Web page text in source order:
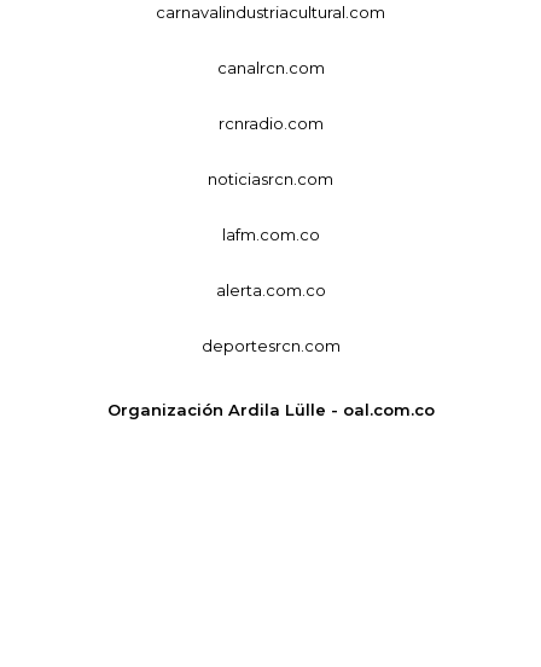
carnavalindustriacultural.com
canalrcn.com
rcnradio.com
noticiasrcn.com
lafm.com.co
alerta.com.co
deportesrcn.com
Organización Ardila Lülle - oal.com.co